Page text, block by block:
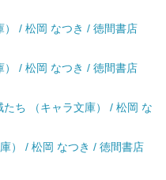
） / 松岡 なつき / 徳間書店
） / 松岡 なつき / 徳間書店
ち （キャラ文庫） / 松岡 な
） / 松岡 なつき / 徳間書店